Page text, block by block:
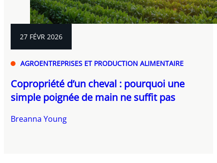
27 FÉVR 2026
AGROENTREPRISES ET PRODUCTION ALIMENTAIRE
Copropriété d’un cheval : pourquoi une
simple poignée de main ne suffit pas
Breanna Young